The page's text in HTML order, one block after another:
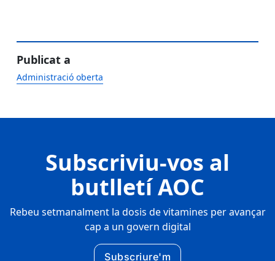
Publicat a
Administració oberta
Subscriviu-vos al
butlletí AOC
Rebeu setmanalment la dosis de vitamines per avançar
cap a un govern digital
Subscriure'm